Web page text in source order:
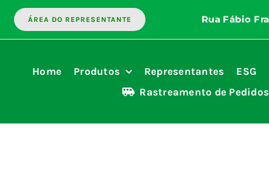
ÁREA DO REPRESENTANTE
Home Produtos Representantes ESG
Rastreamento de Pedidos